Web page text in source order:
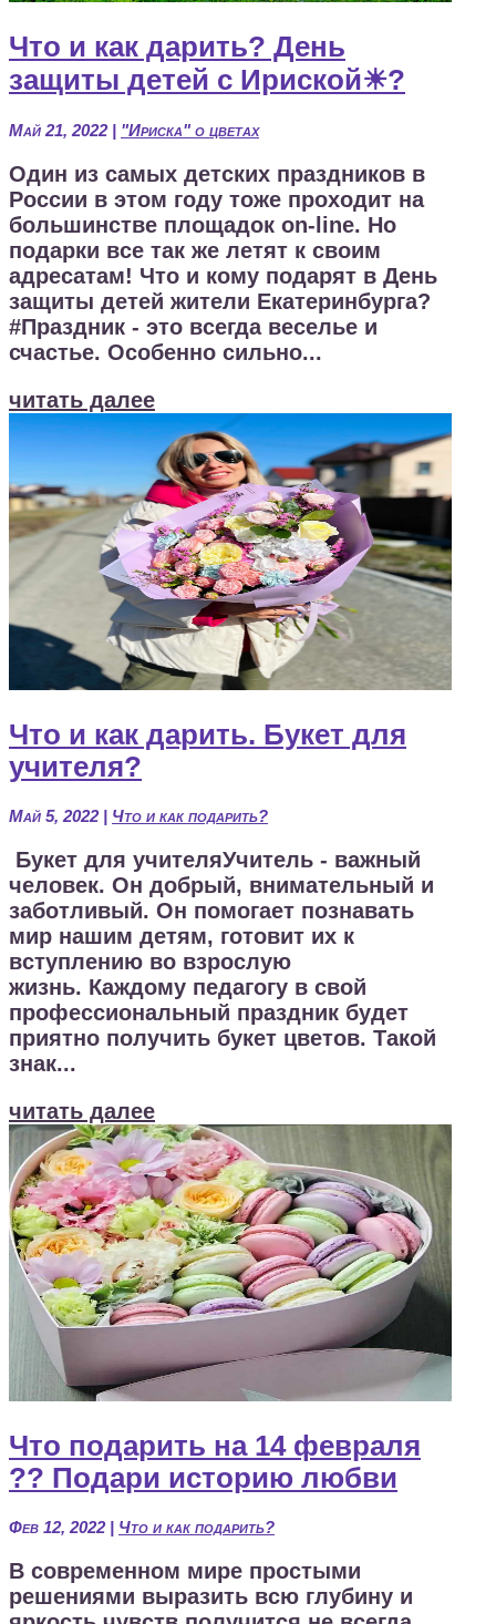
Что и как дарить? День
защиты детей с Ириской☀?
Май 21, 2022| "Ириска" о цветах
Один из самых детских праздников в
России в этом году тоже проходит на
большинстве площадок on-line. Но
подарки все так же летят к своим
адресатам! Что и кому подарят в День
защиты детей жители Екатеринбурга?
#Праздник - это всегда веселье и
счастье. Особенно сильно...
читать далее
Что и как дарить. Букет для
учителя?
Май 5, 2022| Что и как подарить?
Букет для учителяУчитель - важный
человек. Он добрый, внимательный и
заботливый. Он помогает познавать
мир нашим детям, готовит их к
вступлению во взрослую
жизнь. Каждому педагогу в свой
профессиональный праздник будет
приятно получить букет цветов. Такой
знак...
читать далее
Что подарить на 14 февраля
?? Подари историю любви
Фев 12, 2022| Что и как подарить?
В современном мире простыми
решениями выразить всю глубину и